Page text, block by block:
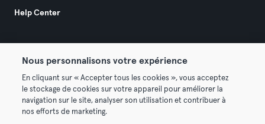
Help Center
© 2026 Urban Sports Group GmbH. All rights reserved.
AGB Datenschutz
Nous personnalisons votre expérience
En cliquant sur « Accepter tous les cookies », vous acceptez
le stockage de cookies sur votre appareil pour améliorer la
navigation sur le site, analyser son utilisation et contribuer à
nos efforts de marketing.